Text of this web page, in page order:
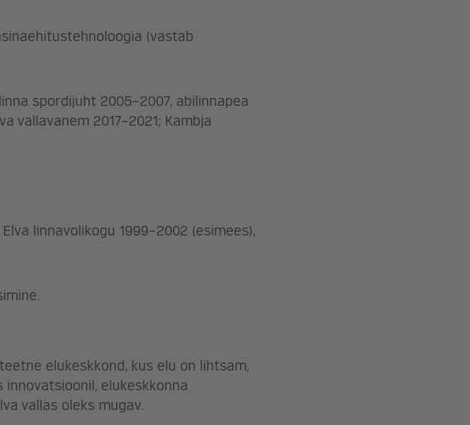
(vastab
spordijuht 2005–2007, abilinnapea
vallavanem 2017–2021; Kambja
linnavolikogu 1999–2002 (esimees),
elukeskkond, kus elu on lihtsam,
elukeskkonna
vallas oleks mugav.